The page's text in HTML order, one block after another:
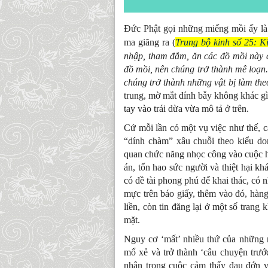
Đức Phật gọi những miếng mồi ấy
ma giăng ra (Trung bộ kinh số 25:
nhập, tham đắm, ăn các đồ mồi
đồ mồi, nên chúng trở thành mê
chúng trở thành những vật bị làm
trung, mờ mắt dính bẫy không khác
tay vào trái dừa vừa mô tả ở trên.
Cứ mỗi lần có một vụ việc như thế,
“dính chàm” xâu chuỗi theo kiểu
quan chức năng nhọc công vào cuộc
án, tốn hao sức người và thiệt hại
có đề tài phong phú để khai thác, có
mực trên báo giấy, thêm vào đó,
liền, còn tin đăng lại ở một số trang
mặt.
Nguy cơ ‘mất’ nhiều thứ của
mổ xẻ và trở thành ‘câu chuyện
nhân trong cuộc cảm thấy đau